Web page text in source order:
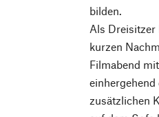
bilden.
Als Dreisitzer
kurzen
Filmabend
zusätzlichen